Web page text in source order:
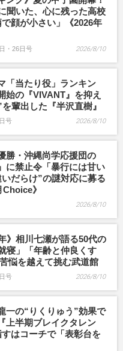
聞いた、心に残った高校
顔が小さい」《2026年
・26日号 2026/8/10
「当たり役」ランキン
始の『VIVANT』を抑え
輩出した『半沢直樹』
号 2026/8/10
勝・沖縄尚学応援団の
に禁止令「暴行には甘い
だらけ”の謎対応に募る
》
2026/8/10
》相川七瀬が語る50代の
寝」「年齢と仲良くす
悩を越えて挑む武道館
号 2026/8/10
一の“りくりゅう”効果で
上半期ブレイクタレン
はコーチで「表彰台を